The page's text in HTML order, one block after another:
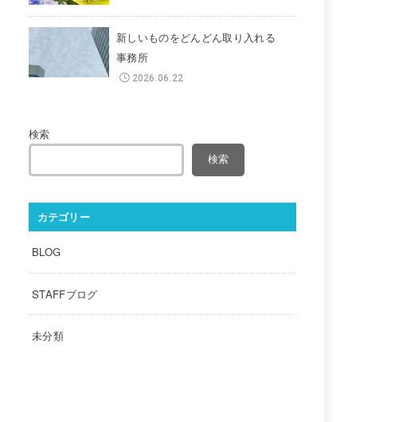
新しいものをどんどん取り入れる
事務所
2026.06.22
検索
検索
カテゴリー
BLOG
STAFFブログ
未分類